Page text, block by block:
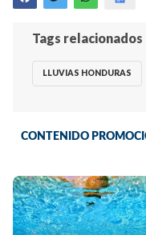
Tags relacionados
LLUVIAS HONDURAS